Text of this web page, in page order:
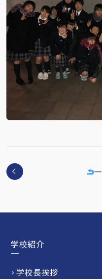
学校紹介
学校長挨拶